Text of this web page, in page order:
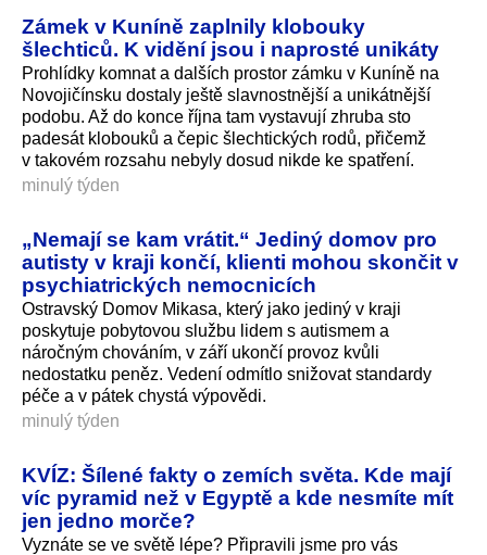
Zámek v Kuníně zaplnily klobouky
šlechticů. K vidění jsou i naprosté unikáty
Prohlídky komnat a dalších prostor zámku v Kuníně na
Novojičínsku dostaly ještě slavnostnější a unikátnější
podobu. Až do konce října tam vystavují zhruba sto
padesát klobouků a čepic šlechtických rodů, přičemž
v takovém rozsahu nebyly dosud nikde ke spatření.
minulý týden
„Nemají se kam vrátit.“ Jediný domov pro
autisty v kraji končí, klienti mohou skončit v
psychiatrických nemocnicích
Ostravský Domov Mikasa, který jako jediný v kraji
poskytuje pobytovou službu lidem s autismem a
náročným chováním, v září ukončí provoz kvůli
nedostatku peněz. Vedení odmítlo snižovat standardy
péče a v pátek chystá výpovědi.
minulý týden
KVÍZ: Šílené fakty o zemích světa. Kde mají
víc pyramid než v Egyptě a kde nesmíte mít
jen jedno morče?
Vyznáte se ve světě lépe? Připravili jsme pro vás